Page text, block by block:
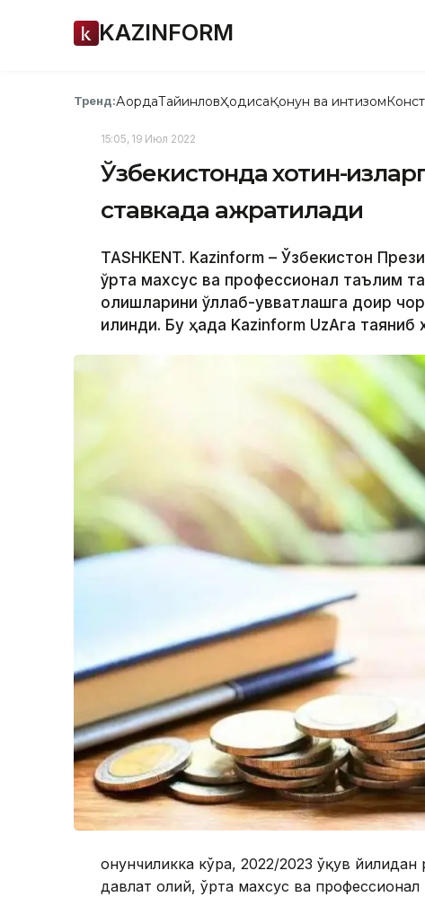
KAZINFORM
Тренд:АқордаТайинловҲодисаҚонун ва интизом
15:05, 19 Июл 2022
Ўзбекистонда хотин-
ставкада ажратилади
TASHKENT. Kazinform – Ўзбекистон
ўрта махсус ва профессионал таълим
олишларини қўллаб-қувватлашга доир
қилинди. Бу ҳақда Kazinform UzAга
Қонунчиликка кўра, 2022/2023 ўқув
давлат олий, ўрта махсус ва